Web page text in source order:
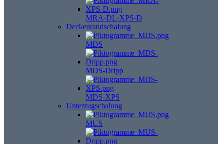
MRA-DL-XPS-D
Deckenrandschalung
MDS
MDS-Dripp
MDS-XPS
Unterzugschalung
MUS